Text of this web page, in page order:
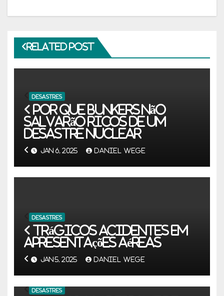
Related Post
DESASTRES
Por que bunkers não
salvarão ricos de um
desastre nuclear
JAN 6, 2025 DANIEL WEGE
DESASTRES
Trágicos acidentes em
apresentações aéreas
JAN 5, 2025 DANIEL WEGE
DESASTRES